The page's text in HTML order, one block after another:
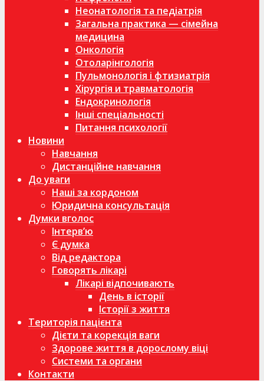
Неонатологія та педіатрія
Загальна практика — сімейна
медицина
Онкологія
Отоларінгологія
Пульмонологія і фтизиатрія
Хірургія и травматологія
Ендокринологія
Інші спеціальності
Питання психології
Новини
Навчання
Дистанційне навчання
До уваги
Наші за кордоном
Юридична консультація
Думки вголос
Інтерв’ю
Є думка
Від редактора
Говорять лікарі
Лікарі відпочивають
День в історії
Історії з життя
Територія пацієнта
Дієти та корекція ваги
Здорове життя в дорослому віці
Системи та органи
Контакти